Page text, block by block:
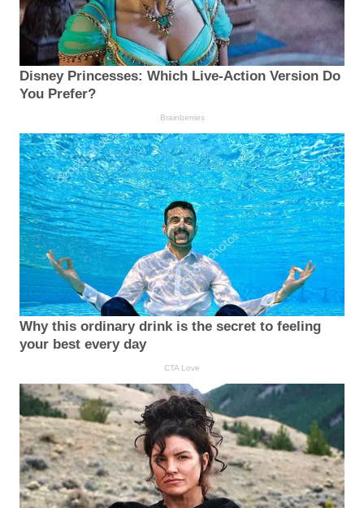
Disney Princesses: Which Live-Action Version Do
You Prefer?
Brainberries
Why this ordinary drink is the secret to feeling
your best every day
CTA Love